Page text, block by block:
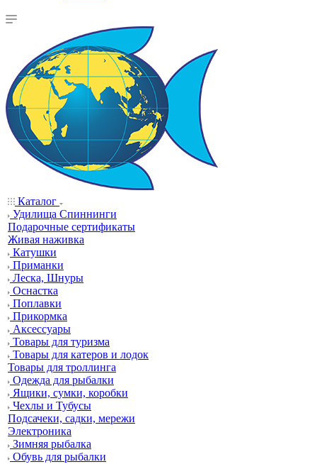
Каталог
Удилища Спиннинги
Подарочные сертификаты
Живая наживка
Катушки
Приманки
Леска, Шнуры
Оснастка
Поплавки
Прикормка
Аксессуары
Товары для туризма
Товары для катеров и лодок
Товары для троллинга
Одежда для рыбалки
Ящики, сумки, коробки
Чехлы и Тубусы
Подсачеки, садки, мережи
Электроника
Зимняя рыбалка
Обувь для рыбалки